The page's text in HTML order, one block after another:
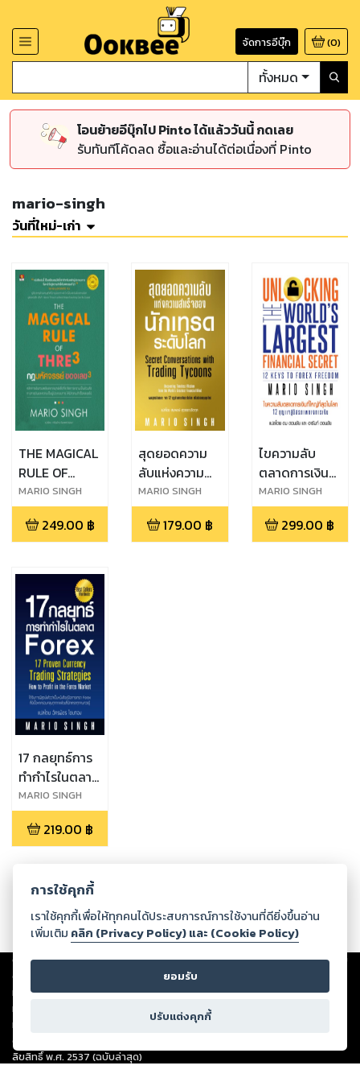
จัดการอีบุ๊ก (0)
ทั้งหมด
โอนย้ายอีบุ๊กไป Pinto ได้แล้ววันนี้ กดเลย
รับทันทีโค้ดลด ซื้อและอ่านได้ต่อเนื่องที่ Pinto
mario-singh
วันที่ใหม่-เก่า
THE MAGICAL
RULE OF
THRE3 - กฎ
มหัศจรรย์ของ
เลข3
MARIO SINGH
249.00 ฿
สุดยอดความ
ลับแห่งความ
สำเร็จของนัก
เทรดระดับโลก
MARIO SINGH
179.00 ฿
ไขความลับ
ตลาดการเงินที่
ใหญ่ที่สุดในโลก
MARIO SINGH
299.00 ฿
17 กลยุทธ์การ
ทำกำไรในตลาด
Forex
MARIO SINGH
219.00 ฿
Copyright ©2026Storylog Co., Ltd. - สตอรี่ล็อกขอสงวนสิทธิ์ไม่รับผิดชอบ
ต่อผลงานหรือเนื้อหาใดที่อัปโหลดผ่านเว็บไซต์และปรากฏว่าละเมิดสิทธิใน
ทรัพย์สินทางปัญญาของบุคคลอื่นหรือขัดต่อกฎหมายและศีลธรรม ดังนั้น ผู้อ่าน
ทุกท่านโปรดใช้วิจารณญาณในการกลั่นกรองด้วยตนเอง และหากท่านพบว่าส่วน
หนึ่งส่วนใดขัดต่อกฎหมายและศีลธรรม กรุณาแจ้งมายังบริษัท เพื่อทีมงานจะได้
ดำเนินการในทันที ทั้งนี้ ทางสตอรี่ล็อกขอสงวนลิขสิทธิ์ตามพระราชบัญญัติ
ลิขสิทธิ์ พ.ศ. 2537 (ฉบับล่าสุด)
การใช้คุกกี้
เราใช้คุกกี้เพื่อให้ทุกคนได้ประสบการณ์การใช้งานที่ดียิ่งขึ้นอ่าน
เพิ่มเติม คลิก (Privacy Policy) และ (Cookie Policy)
ยอมรับ
ปรับแต่งคุกกี้